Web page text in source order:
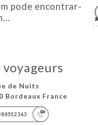
pode encontrar-
voyageurs
de Nuits
Bordeaux France